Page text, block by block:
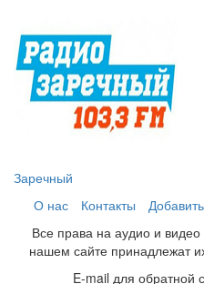
Заречный
О нас
Контакты
Все права на аудио и
нашем сайте принадлежат
E-mail для обратной